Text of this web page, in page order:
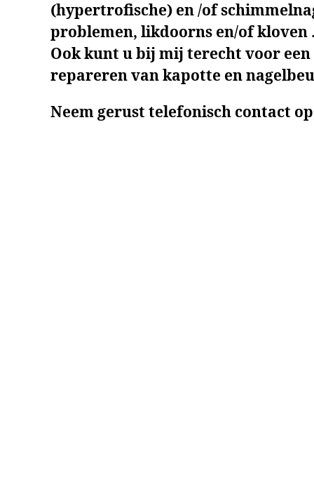
(hypertrofische) en /of
problemen, likdoorns en/of kloven
Ook kunt u bij mij terecht voor een
repareren van kapotte en
Neem gerust telefonisch contact